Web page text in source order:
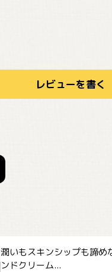
レビューを書く
潤いもスキンシップも諦め
ンドクリーム...